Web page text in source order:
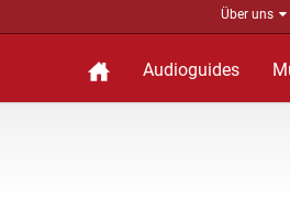
Über uns
Audioguides